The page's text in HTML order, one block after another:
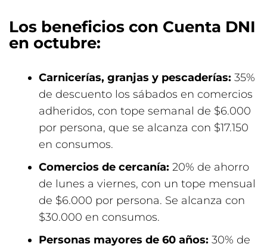
Los beneficios con Cuenta DNI
en octubre:
Carnicerías, granjas y pescaderías: 35%
de descuento los sábados en comercios
adheridos, con tope semanal de $6.000
por persona, que se alcanza con $17.150
en consumos.
Comercios de cercanía: 20% de ahorro
de lunes a viernes, con un tope mensual
de $6.000 por persona. Se alcanza con
$30.000 en consumos.
Personas mayores de 60 años: 30% de